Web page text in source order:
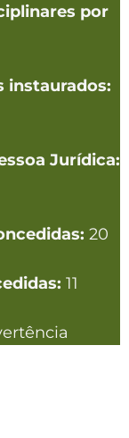
por
instaurados:
Jurídica:
20
11